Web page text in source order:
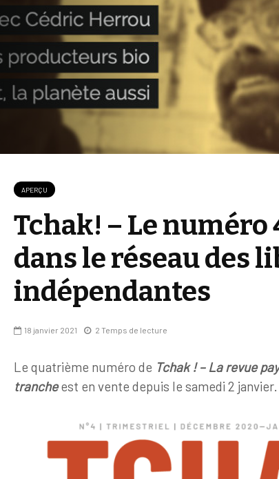
APERÇU
Tchak! – Le numéro
dans le réseau des
indépendantes
18 janvier 2021 2 Temps de lecture
Le quatrième numéro de Tchak ! – La revue
trancheest en vente depuis le samedi 2 janvier.